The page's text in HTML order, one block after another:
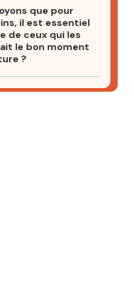
que pour
il est essentiel
de ceux qui les
le bon moment
?